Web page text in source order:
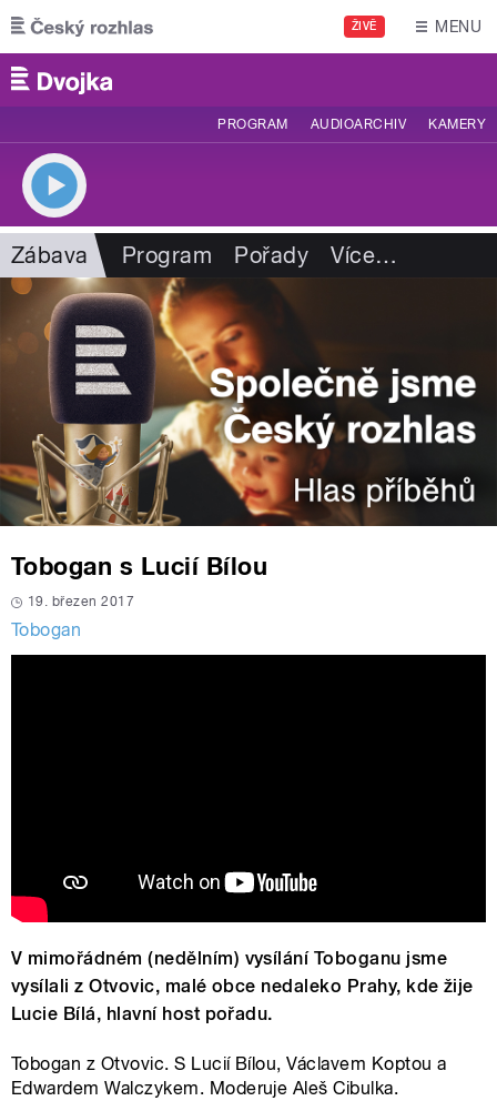
Přejít k hlavnímu obsahu
ŽIVĚ MENU
PROGRAM AUDIOARCHIV KAMERY
Zábava Program Pořady Více…
Tobogan s Lucií Bílou
19. březen 2017
Tobogan
V mimořádném (nedělním) vysílání Toboganu jsme
vysílali z Otvovic, malé obce nedaleko Prahy, kde žije
Lucie Bílá, hlavní host pořadu.
Tobogan z Otvovic. S Lucií Bílou, Václavem Koptou a
Edwardem Walczykem. Moderuje Aleš Cibulka.